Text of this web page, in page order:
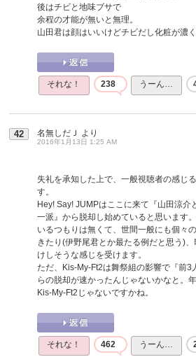
後はチビと地味ブサで
余程の才能が無いと無理。
山田君は顔はいいけどチビだし化粧が濃く
それな！ 238 うーん…
42 名無しだＪ より
2016年1月13日 1:25 AM
失礼を承知した上で、一般視聴者の感じ
す。
Hey! Say! JUMPはここに来て『山田涼介
一派』から脱却し始めていると思います
いるつもりは無くて、世間一般にも個々
きたり(伊野尾君とか最たる例だと思う)
けしそうな感じを受けます。
ただ、Kis-My-Ft2は舞祭組の影響で『前3
らの脱却が速かったんじゃないかなと。
Kis-My-Ft2じゃないですかね。
それな！ 462 うーん…